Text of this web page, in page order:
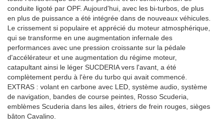
conduite ligoté par OPF. Aujourd'hui, avec les bi-turbos, de plus
en plus de puissance a été intégrée dans de nouveaux véhicules.
Le crissement si populaire et apprécié du moteur atmosphérique,
qui se transforme en une augmentation infernale des
performances avec une pression croissante sur la pédale
d'accélérateur et une augmentation du régime moteur,
catapultant ainsi le léger SUCDERIA vers l'avant, a été
complètement perdu à l'ère du turbo qui avait commencé.
EXTRAS : volant en carbone avec LED, système audio, système
de navigation, bandes de course peintes, Rosso Scuderia,
emblèmes Scuderia dans les ailes, étriers de frein rouges, sièges
bâton Cavalino.